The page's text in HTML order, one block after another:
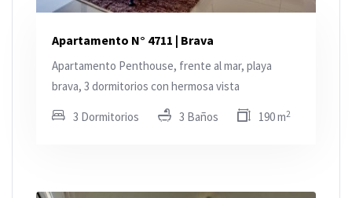
Apartamento N° 4711 | Brava
Apartamento Penthouse, frente al mar, playa
brava, 3 dormitorios con hermosa vista
3 Dormitorios 3 Baños 190 m2